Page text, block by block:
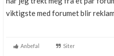
viktigste med forumet blir
Anbefal Siter